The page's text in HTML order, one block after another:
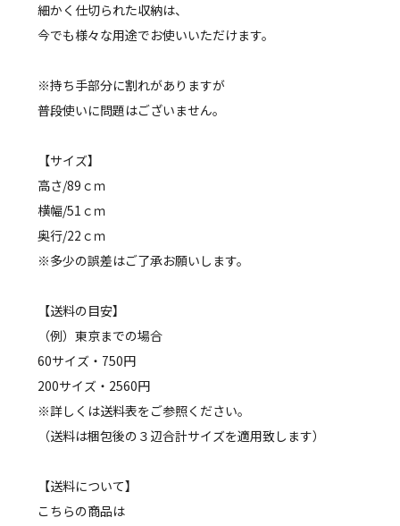
細かく仕切られた収納は、
今でも様々な用途でお使いいただけます。
※持ち手部分に割れがありますが
普段使いに問題はございません。
【サイズ】
高さ/89ｃｍ
横幅/51ｃｍ
奥行/22ｃｍ
※多少の誤差はご了承お願いします。
【送料の目安】
（例）東京までの場合
60サイズ・750円
200サイズ・2560円
※詳しくは送料表をご参照ください。
（送料は梱包後の３辺合計サイズを適用致します）
【送料について】
こちらの商品は